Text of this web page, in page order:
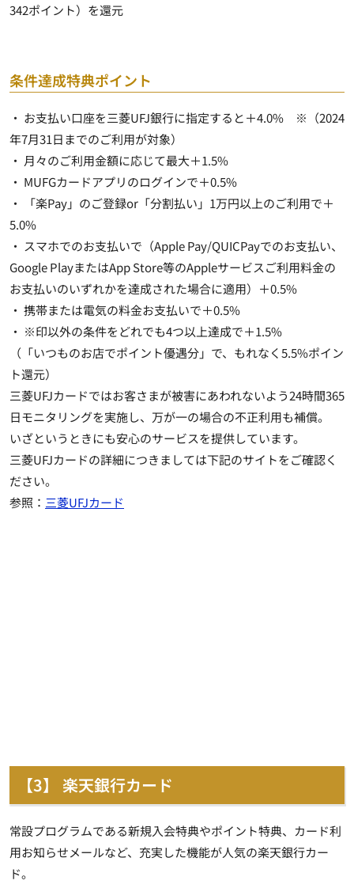
342ポイント）を還元
条件達成特典ポイント
・ お支払い口座を三菱UFJ銀行に指定すると＋4.0% ※（2024
年7月31日までのご利用が対象）
・ 月々のご利用金額に応じて最大＋1.5%
・ MUFGカードアプリのログインで＋0.5%
・ 「楽Pay」のご登録or「分割払い」1万円以上のご利用で＋
5.0%
・ スマホでのお支払いで（Apple Pay/QUICPayでのお支払い、
Google PlayまたはApp Store等のAppleサービスご利用料金の
お支払いのいずれかを達成された場合に適用） ＋0.5%
・ 携帯または電気の料金お支払いで＋0.5%
・ ※印以外の条件をどれでも4つ以上達成で＋1.5%
（「いつものお店でポイント優遇分」で、もれなく5.5%ポイン
ト還元）
三菱UFJカードではお客さまが被害にあわれないよう24時間365
日モニタリングを実施し、万が一の場合の不正利用も補償。
いざというときにも安心のサービスを提供しています。
三菱UFJカードの詳細につきましては下記のサイトをご確認く
ださい。
参照： 三菱UFJカード
【3】 楽天銀行カード
常設プログラムである新規入会特典やポイント特典、カード利
用お知らせメールなど、充実した機能が人気の楽天銀行カー
ド。